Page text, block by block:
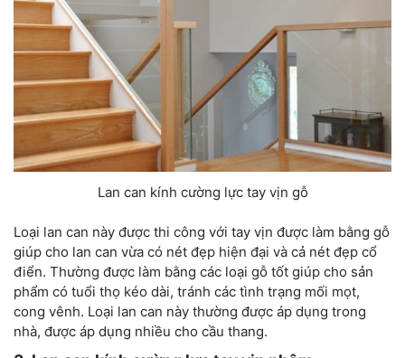
Lan can kính cường lực tay vịn gỗ
Loại lan can này được thi công với tay vịn được làm bằng gỗ
giúp cho lan can vừa có nét đẹp hiện đại và cả nét đẹp cổ
điển. Thường được làm bằng các loại gỗ tốt giúp cho sản
phẩm có tuổi thọ kéo dài, tránh các tình trạng mối mọt,
cong vênh. Loại lan can này thường được áp dụng trong
nhà, được áp dụng nhiều cho cầu thang.